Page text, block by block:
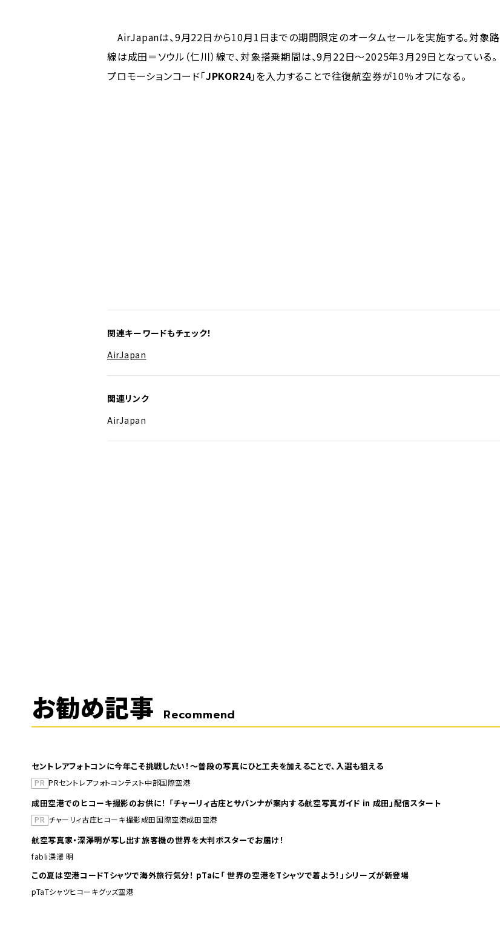
AirJapanは、9月22日から10月1日までの期間限定のオータムセールを実施する。対象路
線は成田＝ソウル（仁川）線で、対象搭乗期間は、9月22日～2025年3月29日となっている。
プロモーションコード「JPKOR24」を入力することで往復航空券が10％オフになる。
関連キーワードもチェック！
AirJapan
関連リンク
AirJapan
お勧め記事 Recommend
セントレアフォトコンに今年こそ挑戦したい！～普段の写真にひと工夫を加えることで、入選も狙える
PR PRセントレアフォトコンテスト中部国際空港
成田空港でのヒコーキ撮影のお供に！ 「チャーリィ古庄とサバンナが案内する航空写真ガイド in 成田」配信スタート
PR チャーリィ古庄ヒコーキ撮影成田国際空港成田空港
航空写真家・深澤明が写し出す旅客機の世界を大判ポスターでお届け！
fabli深澤 明
この夏は空港コードTシャツで海外旅行気分！ pTaに「 世界の空港をTシャツで着よう！」シリーズが新登場
pTaTシャツヒコーキグッズ空港